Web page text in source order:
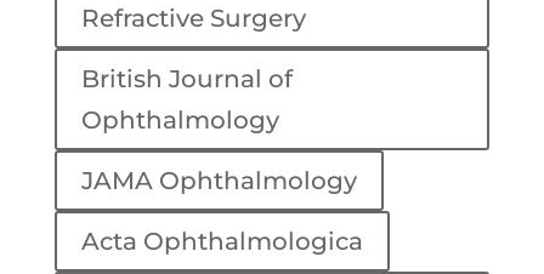
Refractive Surgery
British Journal of
Ophthalmology
JAMA Ophthalmology
Acta Ophthalmologica